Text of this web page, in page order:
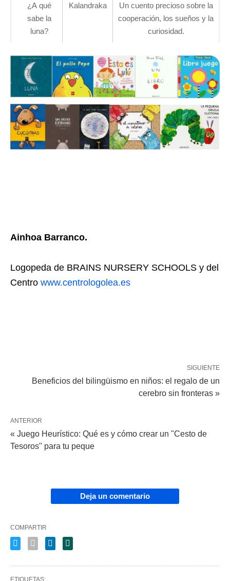
¿A qué
sabe la
luna?
Kalandraka
Un cuento precioso sobre la
cooperación, los sueños y la
curiosidad.
Ainhoa Barranco.
Logopeda de BRAINS NURSERY SCHOOLS y del
Centro www.centrologolea.es
SIGUIENTE
Beneficios del bilingüismo en niños: el regalo de un
cerebro sin fronteras »
ANTERIOR
« Juego Heurístico: Qué es y cómo crear un "Cesto de
Tesoros" para tu peque
Deja un comentario
COMPARTIR